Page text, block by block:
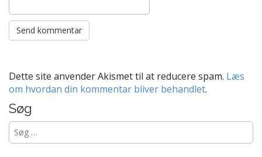
Dette site anvender Akismet til at reducere spam. Læs
om hvordan din kommentar bliver behandlet.
Søg
Søg
efter: